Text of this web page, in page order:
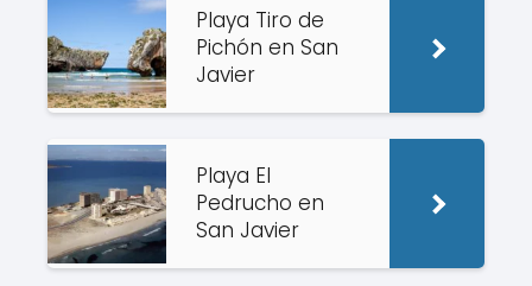
Playa Tiro de
Pichón en San
Javier
Playa El
Pedrucho en
San Javier